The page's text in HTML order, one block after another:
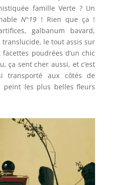
famille Verte ? Un
N°19 ! Rien que ça !
galbanum bavard,
le tout assis sur
poudrées d’un chic
ça sent cher aussi, et c’est
transporté aux côtés de
peint les plus belles fleurs